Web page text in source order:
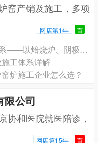
窑产销及施工，多项
网店第1年 百
碳素行业窑炉工程“四谋划”施工体系——以焙烧炉、阴极焙烧炉、煅烧炉为例
工体系详解
炉施工企业怎么选？
限公司
协和医院就医陪诊，
网店第15年 百